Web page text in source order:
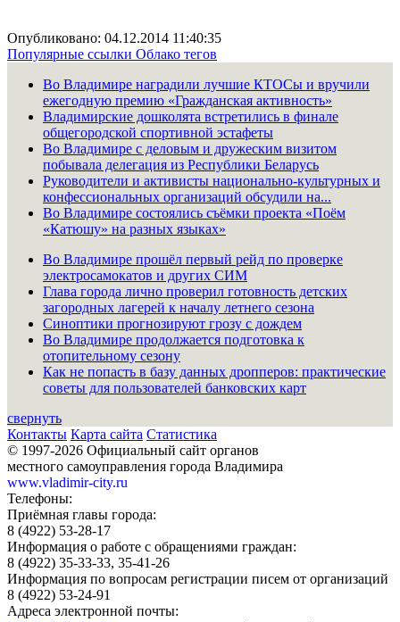
Опубликовано: 04.12.2014 11:40:35
Популярные ссылки Облако тегов
Во Владимире наградили лучшие КТОСы и вручили
ежегодную премию «Гражданская активность»
Владимирские дошколята встретились в финале
общегородской спортивной эстафеты
Во Владимире с деловым и дружеским визитом
побывала делегация из Республики Беларусь
Руководители и активисты национально-культурных и
конфессиональных организаций обсудили на...
Во Владимире состоялись съёмки проекта «Поём
«Катюшу» на разных языках»
Во Владимире прошёл первый рейд по проверке
электросамокатов и других СИМ
Глава города лично проверил готовность детских
загородных лагерей к началу летнего сезона
Синоптики прогнозируют грозу с дождем
Во Владимире продолжается подготовка к
отопительному сезону
Как не попасть в базу данных дропперов: практические
советы для пользователей банковских карт
свернуть
Контакты Карта сайта Статистика
© 1997-2026 Официальный сайт органов
местного самоуправления города Владимира
www.vladimir-city.ru
Телефоны:
Приёмная главы города:
8 (4922) 53-28-17
Информация о работе с обращениями граждан:
8 (4922) 35-33-33, 35-41-26
Информация по вопросам регистрации писем от организаций
8 (4922) 53-24-91
Адреса электронной почты: